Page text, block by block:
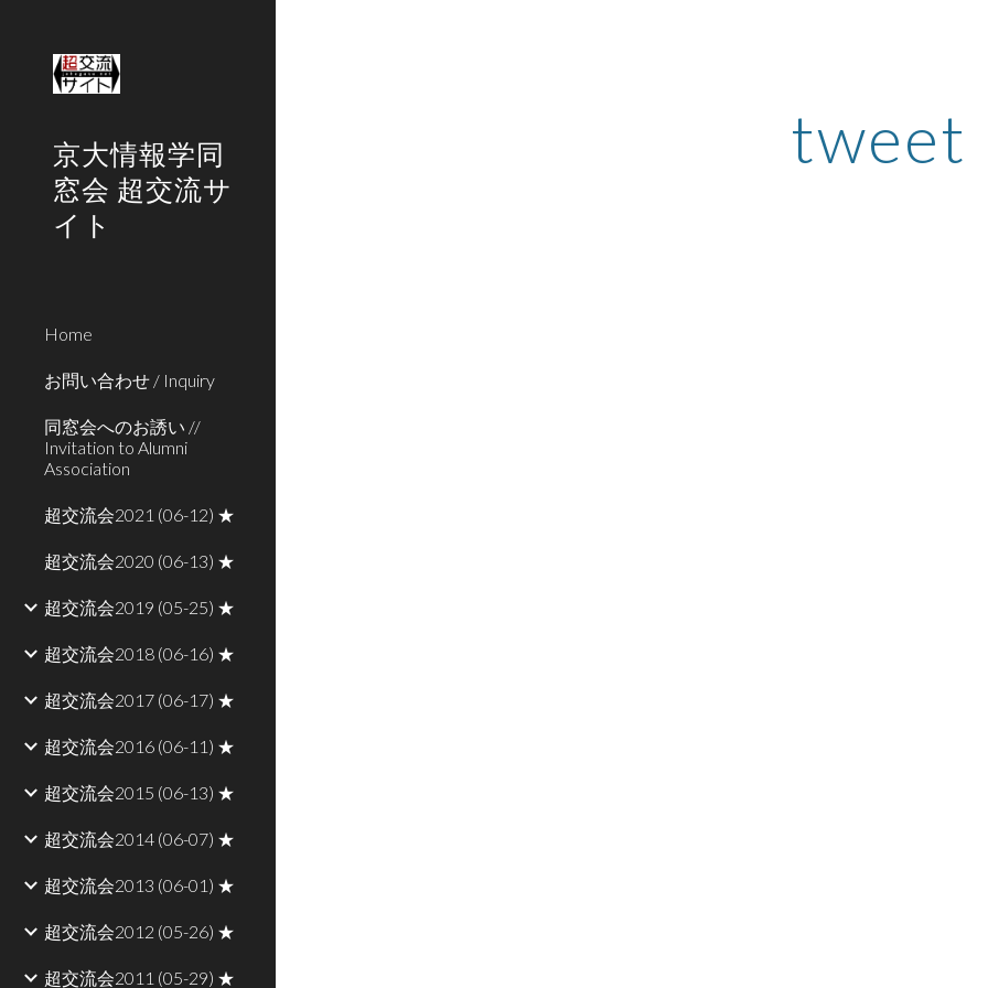
京大情報学同
窓会 超交流サ
イト
Home
お問い合わせ / Inquiry
同窓会へのお誘い //
Invitation to Alumni
Association
超交流会2021 (06-12) ★
超交流会2020 (06-13) ★
超交流会2019 (05-25) ★
超交流会2018 (06-16) ★
超交流会2017 (06-17) ★
超交流会2016 (06-11) ★
超交流会2015 (06-13) ★
超交流会2014 (06-07) ★
超交流会2013 (06-01) ★
超交流会2012 (05-26) ★
超交流会2011 (05-29) ★
tweet